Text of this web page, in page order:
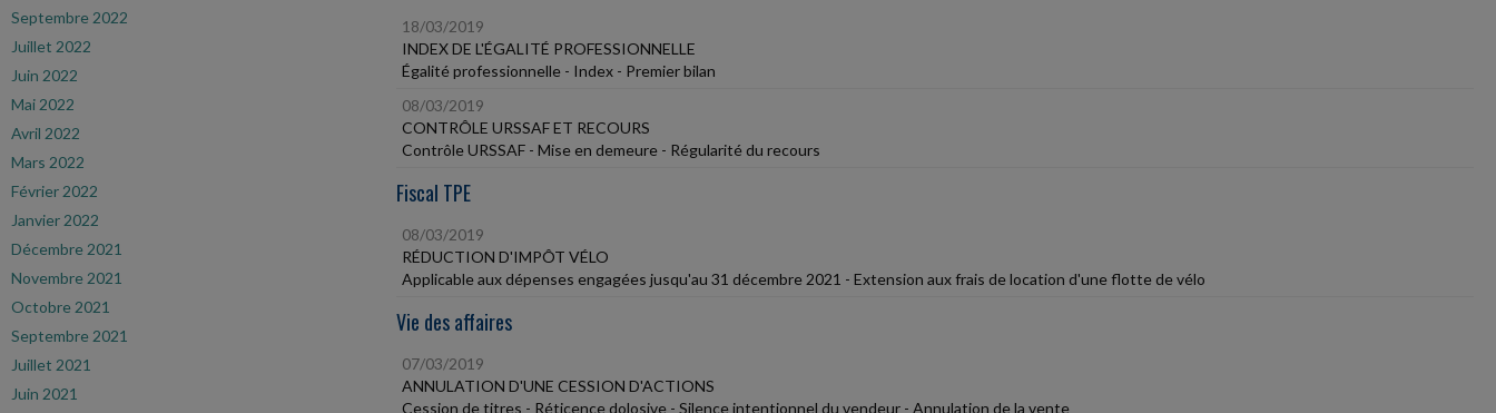
Septembre 2022
Juillet 2022
Juin 2022
Mai 2022
Avril 2022
Mars 2022
Février 2022
Janvier 2022
Décembre 2021
Novembre 2021
Octobre 2021
Septembre 2021
Juillet 2021
Juin 2021
18/03/2019
INDEX DE L'ÉGALITÉ PROFESSIONNELLE
Égalité professionnelle - Index - Premier bilan
08/03/2019
CONTRÔLE URSSAF ET RECOURS
Contrôle URSSAF - Mise en demeure - Régularité du recours
Fiscal TPE
08/03/2019
RÉDUCTION D'IMPÔT VÉLO
Applicable aux dépenses engagées jusqu'au 31 décembre 2021 - Extension aux frais de location d'une flotte de vélo
Vie des affaires
07/03/2019
ANNULATION D'UNE CESSION D'ACTIONS
Cession de titres - Réticence dolosive - Silence intentionnel du vendeur - Annulation de la vente